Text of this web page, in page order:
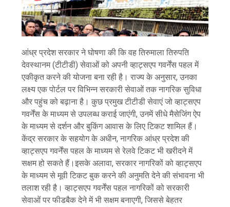
आंध्र प्रदेश सरकार ने घोषणा की कि वह तिरुमाला तिरुपति
देवस्थानम (टीटीडी) सेवाओं को अपनी व्हाट्सएप गवर्नेंस पहल में
एकीकृत करने की योजना बना रही है। राज्य के अनुसार, उनका
लक्ष्य एक पोर्टल पर विभिन्न सरकारी सेवाओं तक नागरिक सुविधा
और पहुंच को बढ़ाना है। कुछ प्रमुख टीटीडी सेवाएं जो व्हाट्सएप
गवर्नेंस के माध्यम से उपलब्ध कराई जाएंगी, उनमें सीधे मैसेजिंग ऐप
के माध्यम से दर्शन और बुकिंग आवास के लिए टिकट शामिल हैं।
केंद्र सरकार के सहयोग के अधीन, नागरिक आंध्र प्रदेश की
व्हाट्सएप गवर्नेंस पहल के माध्यम से रेलवे टिकट भी खरीदने में
सक्षम हो सकते हैं।इसके अलावा, सरकार नागरिकों को व्हाट्सएप
के माध्यम से मूवी टिकट बुक करने की अनुमति देने की संभावना भी
तलाश रही है। व्हाट्सएप गवर्नेंस पहल नागरिकों को सरकारी
सेवाओं पर फीडबैक देने में भी सक्षम बनाएगी, जिससे बेहतर